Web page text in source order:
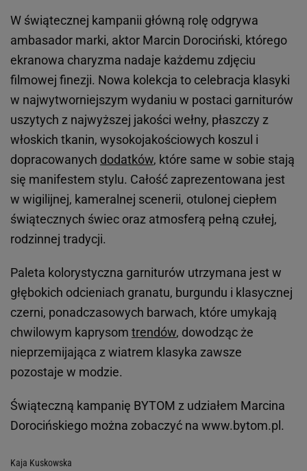
W świątecznej kampanii główną rolę odgrywa
ambasador marki, aktor Marcin Dorociński, którego
ekranowa charyzma nadaje każdemu zdjęciu
filmowej finezji. Nowa kolekcja to celebracja klasyki
w najwytworniejszym wydaniu w postaci garniturów
uszytych z najwyższej jakości wełny, płaszczy z
włoskich tkanin, wysokojakościowych koszul i
dopracowanych dodatków, które same w sobie stają
się manifestem stylu. Całość zaprezentowana jest
w wigilijnej, kameralnej scenerii, otulonej ciepłem
świątecznych świec oraz atmosferą pełną czułej,
rodzinnej tradycji.
Paleta kolorystyczna garniturów utrzymana jest w
głębokich odcieniach granatu, burgundu i klasycznej
czerni, ponadczasowych barwach, które umykają
chwilowym kaprysom trendów, dowodząc że
nieprzemijająca z wiatrem klasyka zawsze
pozostaje w modzie.
Świąteczną kampanię BYTOM z udziałem Marcina
Dorocińskiego można zobaczyć na www.bytom.pl.
Kaja Kuskowska